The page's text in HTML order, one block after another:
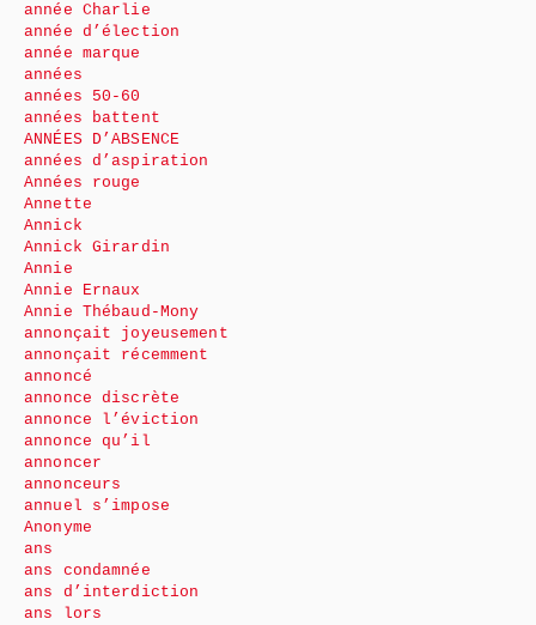
année Charlie
année d’élection
année marque
années
années 50-60
années battent
ANNÉES D’ABSENCE
années d’aspiration
Années rouge
Annette
Annick
Annick Girardin
Annie
Annie Ernaux
Annie Thébaud-Mony
annonçait joyeusement
annonçait récemment
annoncé
annonce discrète
annonce l’éviction
annonce qu’il
annoncer
annonceurs
annuel s’impose
Anonyme
ans
ans condamnée
ans d’interdiction
ans lors